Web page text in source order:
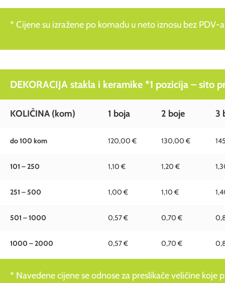
* Cijene su izražene po komadu u neto iznosu bez PDV-
DEKORACIJA stakla i keramike *1 pozicija – sito
KOLIČINA (kom) 1 boja 2 boje 3
do 100 kom 120,00 € 130,00 €
101 – 250 1,10 € 1,20 €
251 – 500 1,00 € 1,10 €
501 – 1000 0,57 € 0,70 €
1000 – 2000 0,57 € 0,70 €
* Navedene cijene se odnose za preslikače veličine koje